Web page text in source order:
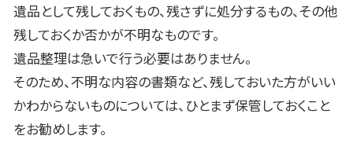
遺品として残しておくもの、残さずに処分するもの、その他
残しておくか否かが不明なものです。
遺品整理は急いで行う必要はありません。
そのため、不明な内容の書類など、残しておいた方がいい
かわからないものについては、ひとまず保管しておくこと
をお勧めします。